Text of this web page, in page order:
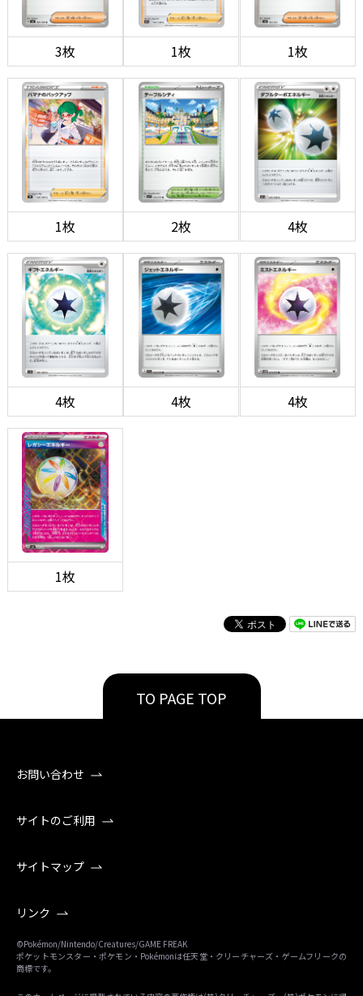
3枚 1枚 1枚
1枚 2枚 4枚
4枚 4枚 4枚
1枚
TO PAGE TOP
お問い合わせ
サイトのご利用
サイトマップ
リンク
©Pokémon/Nintendo/Creatures/GAME FREAK
ポケットモンスター・ポケモン・Pokémonは任天堂・クリーチャーズ・ゲームフリークの
商標です。